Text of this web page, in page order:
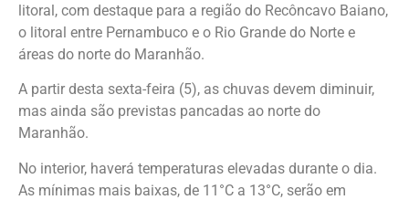
litoral, com destaque para a região do Recôncavo Baiano,
o litoral entre Pernambuco e o Rio Grande do Norte e
áreas do norte do Maranhão.
A partir desta sexta-feira (5), as chuvas devem diminuir,
mas ainda são previstas pancadas ao norte do
Maranhão.
No interior, haverá temperaturas elevadas durante o dia.
As mínimas mais baixas, de 11°C a 13°C, serão em